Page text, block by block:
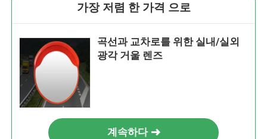
가장 저렴 한 가격 으로
곡선과 교차로를 위한 실내/실외
광각 거울 렌즈
계속하다